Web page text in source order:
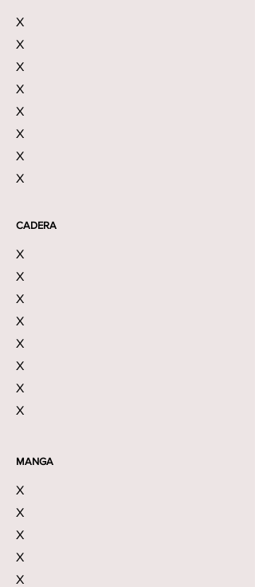
X
X
X
X
X
X
X
X
CADERA
X
X
X
X
X
X
X
X
MANGA
X
X
X
X
X